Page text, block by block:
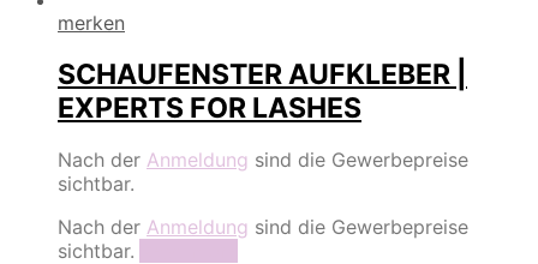
merken
SCHAUFENSTER AUFKLEBER |
EXPERTS FOR LASHES
Nach der Anmeldung sind die Gewerbepreise
sichtbar.
Nach der Anmeldung sind die Gewerbepreise
sichtbar.